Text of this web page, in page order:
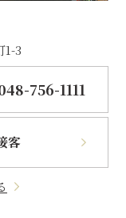
1-3
756-1111
客